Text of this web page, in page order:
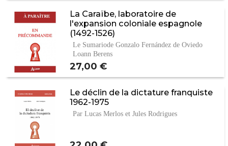
La Caraïbe, laboratoire de
l'expansion coloniale espagnole
(1492-1526)
Le Sumariode Gonzalo Fernández de Oviedo
Loann Berens
Prix
27,00 €
Le déclin de la dictature franquiste
1962-1975
Par Lucas Merlos et Jules Rodrigues